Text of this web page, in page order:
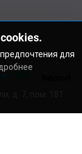
д. 7, пом. 181
для